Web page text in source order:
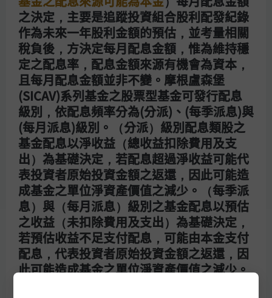
之決定，主要是追蹤投資組合股利配發紀錄
作為未來一年股利金額的預估，並考量相關
稅負後，方決定每月配息金額，惟為維持穩
定之配息率，配息金額來源有機會為資本，
且每月配息金額並非不變。摩根盧森堡
(SICAV)系列基金之股票型基金可發行配息
級別，依配息頻率分為(分派)、(每季派息)與
(每月派息)級別。（分派）級別配息類股之
基金配息以淨收益（總收益扣除費用及支
出）為基礎決定，若配息超過淨收益可能代
表投資者原始投資金額之返還，因此可能造
成基金之單位淨資產價值之減少。（每季派
息）與（每月派息）級別之基金配息以預估
之收益（未扣除費用及支出）為基礎決定，
若預估收益不足支付配息，可能由本金支付
配息，代表投資者原始投資金額之返還，因
此可能造成基金之單位淨資產價值之減少。
若有基金相關問題，請點下方「聯絡我們」填寫留
言資料
聯絡我們
摩根資產管理
使用條款
隱私權政策
Cookies政策
網路安全說明